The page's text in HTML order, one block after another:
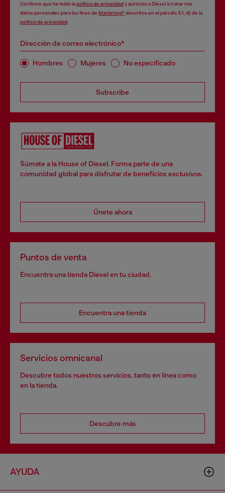
Confirmo que he leído lapolítica de privacidady autorizo a Diesel a tratar mis
datos personales para los fines de Marketing*descritos en el párrafo 3.1, d) de la
política de privacidad
Dirección de correo electrónico*
Hombres Mujeres No especificado
Subscribe
Súmate a la House of Diesel. Forma parte de una
comunidad global para disfrutar de beneficios exclusivos.
Únete ahora
Puntos de venta
Encuentra una tienda Diesel en tu ciudad.
Encuentra una tienda
Servicios omnicanal
Descubre todos nuestros servicios, tanto en línea como
en la tienda.
Descubre más
AYUDA